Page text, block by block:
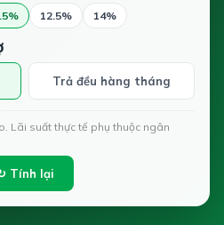
12.5% 14%
Trả đều hàng tháng
Lãi suất thực tế phụ thuộc ngân
Tính lại